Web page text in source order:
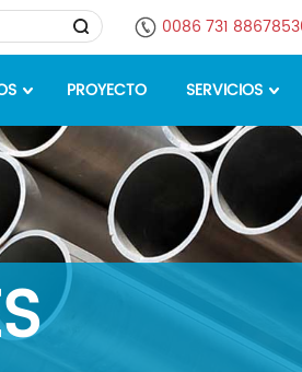
0086 731
PROYECTO SERVICIOS